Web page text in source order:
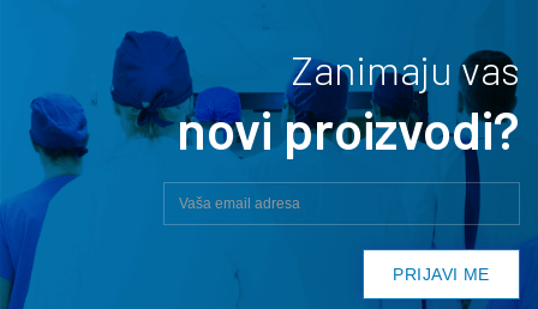
Zanimaju vas
novi proizvodi?